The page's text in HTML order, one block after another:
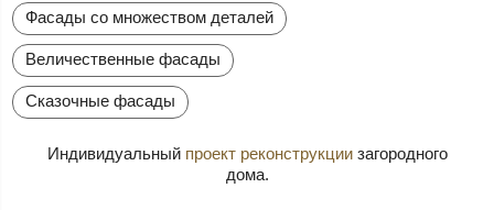
Фасады со множеством деталей
Величественные фасады
Сказочные фасады
Индивидуальный проект реконструкции загородного
дома.